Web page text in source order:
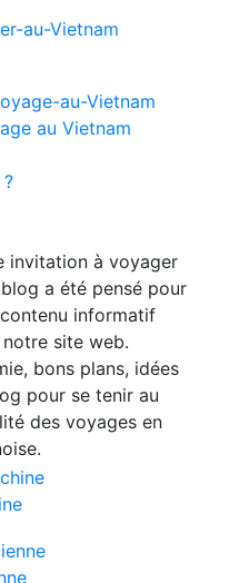
au Vietnam
invitation à voyager
a été pensé pour
informatif
site web.
bons plans, idées
pour se tenir au
des voyages en